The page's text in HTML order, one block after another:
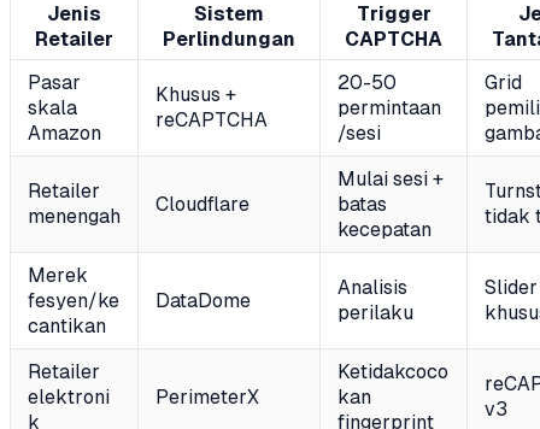
Jenis
Retailer
Sistem
Perlindungan
Trigger
CAPTCHA
Pasar
skala
Amazon
Khusus +
reCAPTCHA
20-50
permintaan
/sesi
Grid
Retailer
menengah
Cloudflare
Mulai sesi +
batas
kecepatan
tidak
Merek
fesyen/ke
cantikan
DataDome
Analisis
perilaku
Slider
Retailer
elektroni
k
PerimeterX
Ketidakcoco
kan
fingerprint
v3